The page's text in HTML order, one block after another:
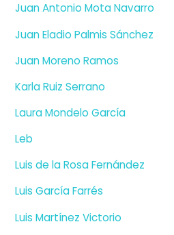
Juan Antonio Mota Navarro
Juan Eladio Palmis Sánchez
Juan Moreno Ramos
Karla Ruiz Serrano
Laura Mondelo García
Leb
Luis de la Rosa Fernández
Luis García Farrés
Luis Martínez Victorio